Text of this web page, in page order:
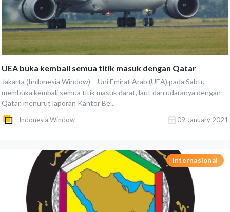
UEA buka kembali semua titik masuk dengan Qatar
Jakarta (Indonesia Window) – Uni Emirat Arab (UEA) pada Sabtu
membuka kembali semua titik masuk darat, laut dan udaranya dengan
Qatar, menurut laporan Kantor Be...
Indonesia Window 09 January 2021
Internasional